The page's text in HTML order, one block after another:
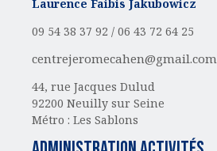
Laurence Faibis Jakubowicz
09 54 38 37 92 / 06 43 72 64 25
centrejeromecahen@gmail.com
44, rue Jacques Dulud
92200 Neuilly sur Seine
Métro : Les Sablons